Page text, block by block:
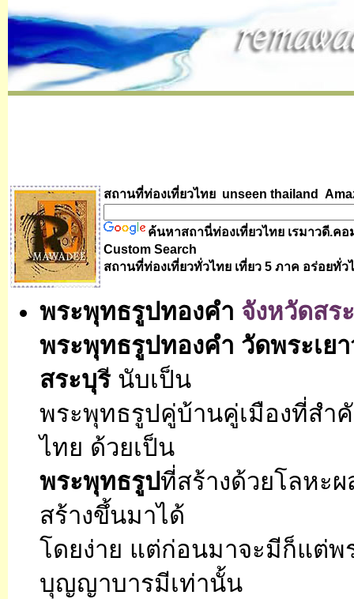
สถานที่ท่องเที่ยวไทย unseen thailand
ค้นหาสถานี่ท่องเที่ยวไทย เรมาวดี.คอ
Custom Search
สถานที่ท่องเที่ยวทั่วไทย เที่ยว 5 ภาค อร่อยทั่ว
พระพุทธรูปทองคำ จังหวัดสร
พระพุทธรูปทองคำ วัดพระเย
สระบุรี นับเป็น
พระพุทธรูปคู่บ้านคู่เมืองที่สำ
ไทย ด้วยเป็น
พระพุทธรูปที่สร้างด้วยโลหะ
สร้างขึ้นมาได้
โดยง่าย แต่ก่อนมาจะมีก็แต่
บุญญาบารมีเท่านั้น